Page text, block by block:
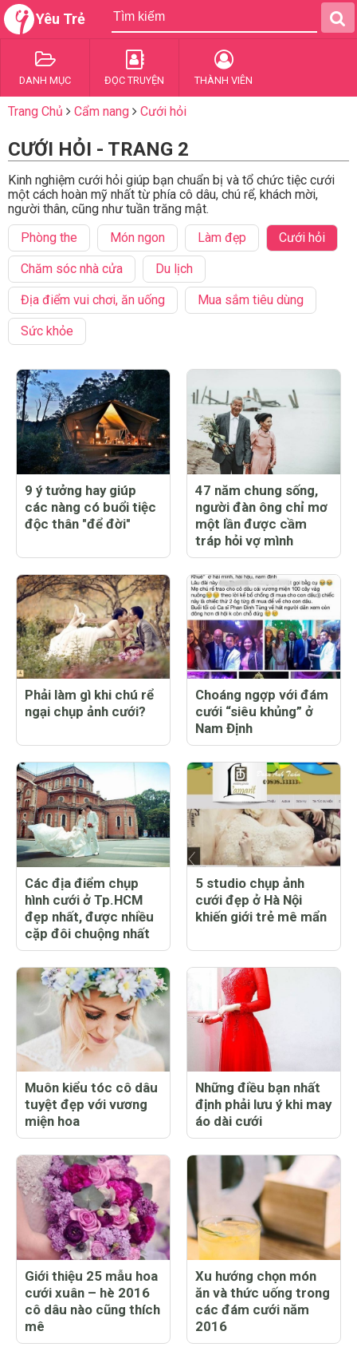
Yêu Trẻ
DANH MỤC ĐỌC TRUYỆN THÀNH VIÊN
Trang Chủ Cẩm nang Cưới hỏi
CƯỚI HỎI - TRANG 2
Kinh nghiệm cưới hỏi giúp bạn chuẩn bị và tổ chức tiệc cưới
một cách hoàn mỹ nhất từ phía cô dâu, chú rể, khách mời,
người thân, cũng như tuần trăng mật.
Phòng the
Món ngon Làm đẹp Cưới hỏi
Chăm sóc nhà cửa Du lịch
Địa điểm vui chơi, ăn uống Mua sắm tiêu dùng
Sức khỏe
9 ý tưởng hay giúp
các nàng có buổi tiệc
độc thân "để đời"
47 năm chung sống,
người đàn ông chỉ mơ
một lần được cầm
tráp hỏi vợ mình
Phải làm gì khi chú rể
ngại chụp ảnh cưới?
Choáng ngợp với đám
cưới “siêu khủng” ở
Nam Định
Các địa điểm chụp
hình cưới ở Tp.HCM
đẹp nhất, được nhiều
cặp đôi chuộng nhất
5 studio chụp ảnh
cưới đẹp ở Hà Nội
khiến giới trẻ mê mẩn
Muôn kiểu tóc cô dâu
tuyệt đẹp với vương
miện hoa
Những điều bạn nhất
định phải lưu ý khi may
áo dài cưới
Giới thiệu 25 mẫu hoa
cưới xuân – hè 2016
cô dâu nào cũng thích
mê
Xu hướng chọn món
ăn và thức uống trong
các đám cưới năm
2016